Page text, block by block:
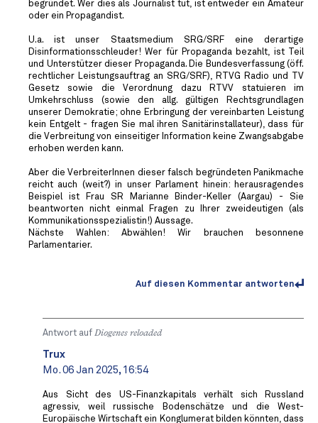
begründet. Wer dies als Journalist tut, ist entweder ein Amateur
oder ein Propagandist.
U.a. ist unser Staatsmedium SRG/SRF eine derartige
Disinformationsschleuder! Wer für Propaganda bezahlt, ist Teil
und Unterstützer dieser Propaganda. Die Bundesverfassung (öff.
rechtlicher Leistungsauftrag an SRG/SRF), RTVG Radio und TV
Gesetz sowie die Verordnung dazu RTVV statuieren im
Umkehrschluss (sowie den allg. gültigen Rechtsgrundlagen
unserer Demokratie; ohne Erbringung der vereinbarten Leistung
kein Entgelt - fragen Sie mal ihren Sanitärinstallateur), dass für
die Verbreitung von einseitiger Information keine Zwangsabgabe
erhoben werden kann.
Aber die VerbreiterInnen dieser falsch begründeten Panikmache
reicht auch (weit?) in unser Parlament hinein: herausragendes
Beispiel ist Frau SR Marianne Binder-Keller (Aargau) - Sie
beantworten nicht einmal Fragen zu Ihrer zweideutigen (als
Kommunikationsspezialistin!) Aussage.
Nächste Wahlen: Abwählen! Wir brauchen besonnene
Parlamentarier.
Auf diesen Kommentar antworten
Antwort auf Diogenes reloaded
Trux
Mo. 06 Jan 2025, 16:54
Aus Sicht des US-Finanzkapitals verhält sich Russland
agressiv, weil russische Bodenschätze und die West-
Europäische Wirtschaft ein Konglumerat bilden könnten, dass